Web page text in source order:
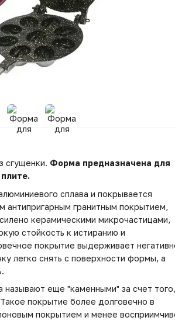
сгущенки. Форма предназначена для
сплава и покрывается
антипригарным гранитным покрытием,
керамическими микрочастицами,
стойкость к истиранию и
покрытие выдерживает
легко снять с поверхности формы, а
называют еще "каменными" за счет того,
покрытие более долговечно в
покрытием и менее